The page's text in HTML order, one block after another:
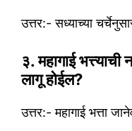
उत्तर:- सध्याच्या
३. महागाई
लागू होईल?
उत्तर:- महागाई भत्ता